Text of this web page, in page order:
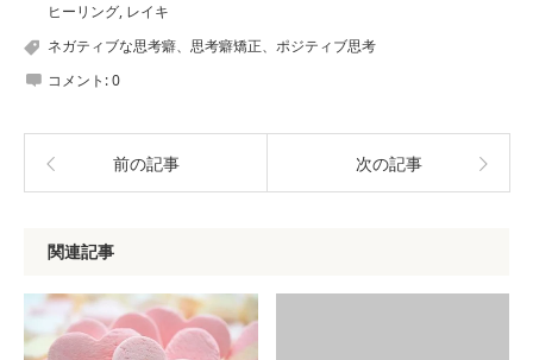
ヒーリング, レイキ
ネガティブな思考癖、思考癖矯正、ポジティブ思考
コメント:0
前の記事 次の記事
関連記事